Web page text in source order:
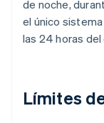
de noche,
el único
las 24 horas del
Límites